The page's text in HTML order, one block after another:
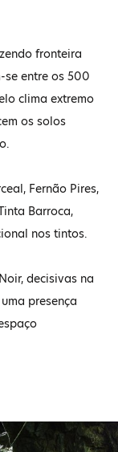
fronteira
se entre os 500
clima extremo
os solos
Fernão Pires,
Barroca,
nos tintos.
decisivas na
presença